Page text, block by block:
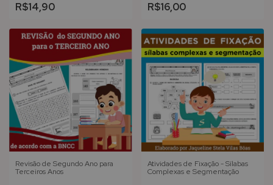
R$14,90 R$16,00
Revisão de Segundo Ano para
Terceiros Anos
Atividades de Fixação - Sílabas
Complexas e Segmentação